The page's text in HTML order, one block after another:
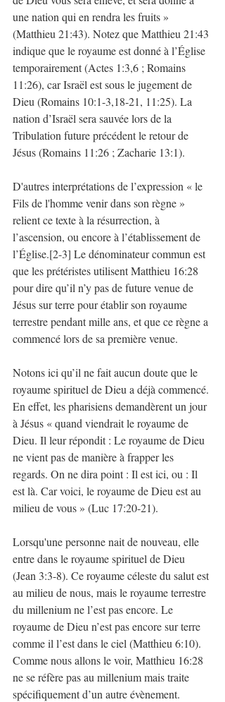
une nation qui en rendra les fruits »
(Matthieu 21:43). Notez que Matthieu 21:43
indique que le royaume est donné à l’Église
temporairement (Actes 1:3,6 ; Romains
11:26), car Israël est sous le jugement de
Dieu (Romains 10:1-3,18-21, 11:25). La
nation d’Israël sera sauvée lors de la
Tribulation future précédent le retour de
Jésus (Romains 11:26 ; Zacharie 13:1).
D'autres interprétations de l’expression « le
Fils de l'homme venir dans son règne »
relient ce texte à la résurrection, à
l’ascension, ou encore à l’établissement de
l’Église.[2-3] Le dénominateur commun est
que les prétéristes utilisent Matthieu 16:28
pour dire qu’il n’y pas de future venue de
Jésus sur terre pour établir son royaume
terrestre pendant mille ans, et que ce règne a
commencé lors de sa première venue.
Notons ici qu’il ne fait aucun doute que le
royaume spirituel de Dieu a déjà commencé.
En effet, les pharisiens demandèrent un jour
à Jésus « quand viendrait le royaume de
Dieu. Il leur répondit : Le royaume de Dieu
ne vient pas de manière à frapper les
regards. On ne dira point : Il est ici, ou : Il
est là. Car voici, le royaume de Dieu est au
milieu de vous » (Luc 17:20-21).
Lorsqu'une personne nait de nouveau, elle
entre dans le royaume spirituel de Dieu
(Jean 3:3-8). Ce royaume céleste du salut est
au milieu de nous, mais le royaume terrestre
du millenium ne l’est pas encore. Le
royaume de Dieu n’est pas encore sur terre
comme il l’est dans le ciel (Matthieu 6:10).
Comme nous allons le voir, Matthieu 16:28
ne se réfère pas au millenium mais traite
spécifiquement d’un autre évènement.